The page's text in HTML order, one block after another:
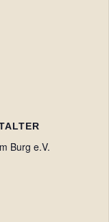
Burg e.V.